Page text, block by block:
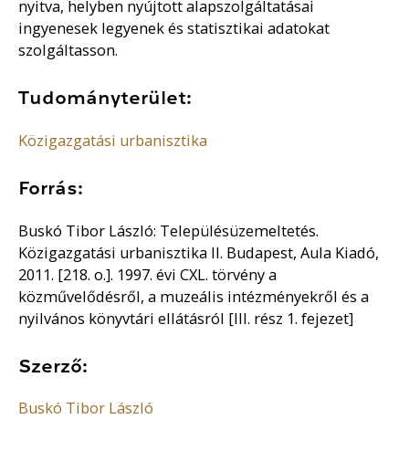
nyitva, helyben nyújtott alapszolgáltatásai
ingyenesek legyenek és statisztikai adatokat
szolgáltasson.
Tudományterület:
Közigazgatási urbanisztika
Forrás:
Buskó Tibor László: Településüzemeltetés.
Közigazgatási urbanisztika II. Budapest, Aula Kiadó,
2011. [218. o.]. 1997. évi CXL. törvény a
közművelődésről, a muzeális intézményekről és a
nyilvános könyvtári ellátásról [III. rész 1. fejezet]
Szerző:
Buskó Tibor László